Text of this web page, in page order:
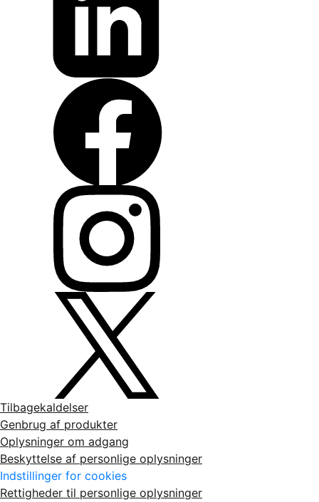
Tilbagekaldelser
Genbrug af produkter
Oplysninger om adgang
Beskyttelse af personlige oplysninger
Indstillinger for cookies
Rettigheder til personlige oplysninger